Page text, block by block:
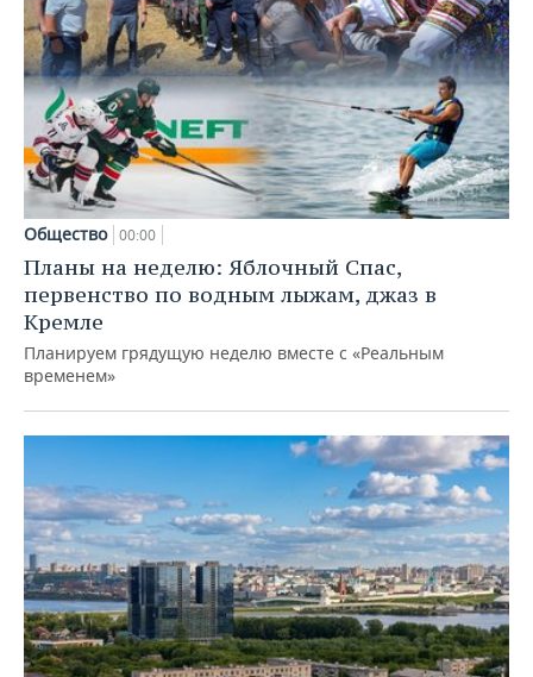
Общество 00:00
Планы на неделю: Яблочный Спас,
первенство по водным лыжам, джаз в
Кремле
Планируем грядущую неделю вместе с «Реальным
временем»